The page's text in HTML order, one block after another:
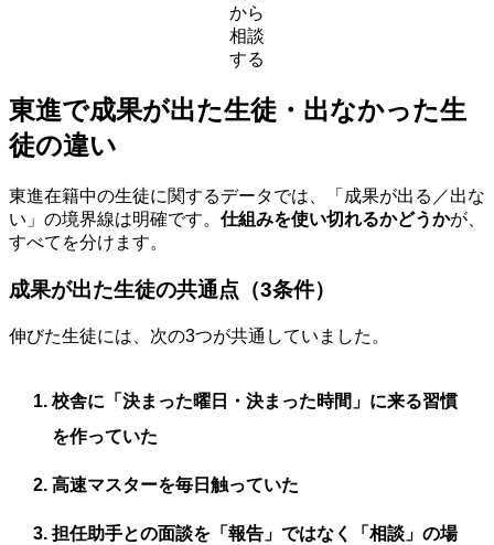
から
相談
する
東進で成果が出た生徒・出なかった生
徒の違い
東進在籍中の生徒に関するデータでは、「成果が出る／出な
い」の境界線は明確です。 仕組みを使い切れるかどうかが、
すべてを分けます。
成果が出た生徒の共通点（3条件）
伸びた生徒には、次の3つが共通していました。
校舎に「決まった曜日・決まった時間」に来る習慣
を作っていた
高速マスターを毎日触っていた
担任助手との面談を「報告」ではなく「相談」の場